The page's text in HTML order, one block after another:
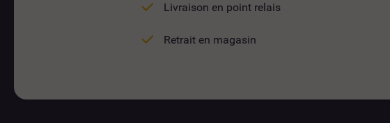
Livraison en point relais
Retrait en magasin